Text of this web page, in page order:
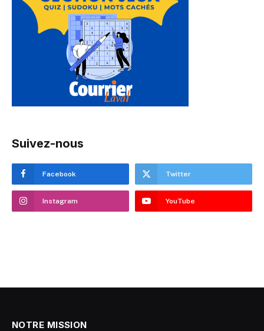
Suivez-nous
Facebook Twitter
Instagram YouTube
NOTRE MISSION